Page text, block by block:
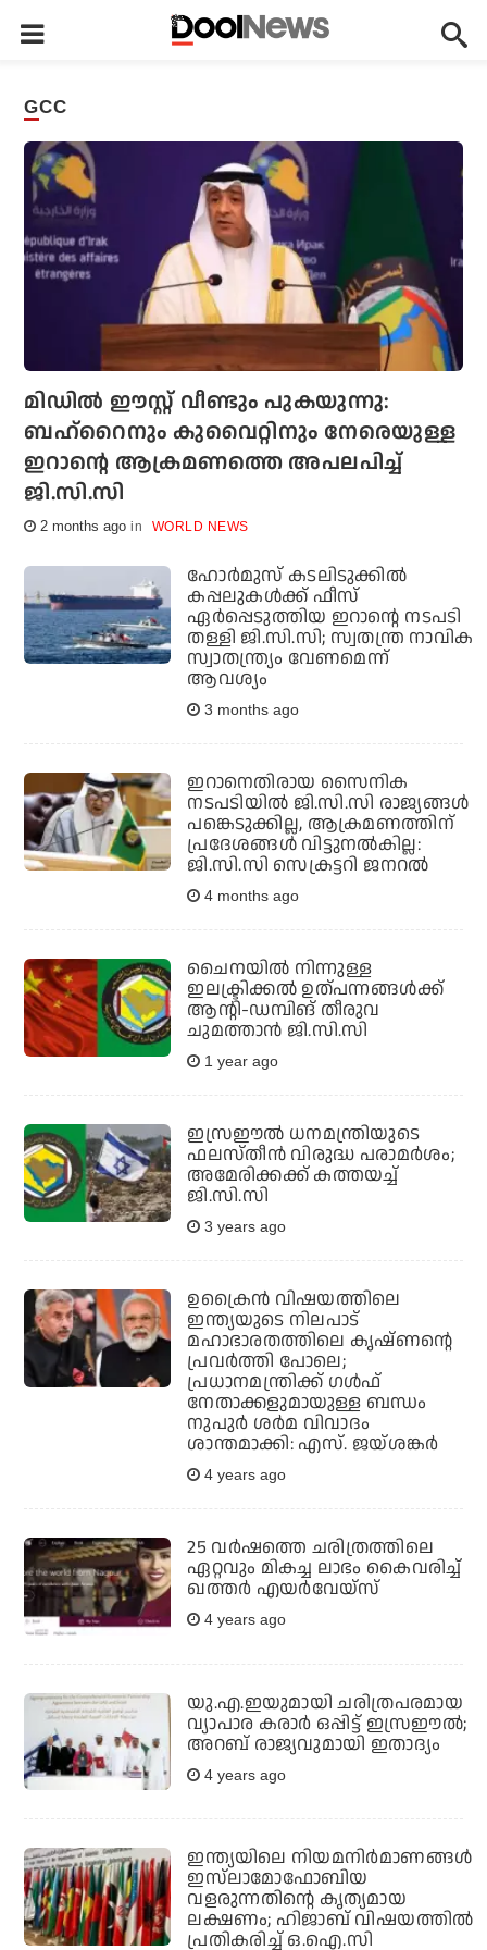
GCC
മിഡിൽ ഈസ്റ്റ് വീണ്ടും പുകയുന്നു:
ബഹ്‌റൈനും കുവൈറ്റിനും നേരെയുള്ള
ഇറാന്റെ ആക്രമണത്തെ അപലപിച്ച്
ജി.സി.സി
2 months ago WORLD NEWS
ഹോര്‍മുസ് കടലിടുക്കില്‍
കപ്പലുകള്‍ക്ക് ഫീസ്
ഏര്‍പ്പെടുത്തിയ ഇറാന്റെ നടപടി
തള്ളി ജി.സി.സി; സ്വതന്ത്ര നാവിക
സ്വാതന്ത്ര്യം വേണമെന്ന്
ആവശ്യം
3 months ago
ഇറാനെതിരായ സൈനിക
നടപടിയിൽ ജി.സി.സി രാജ്യങ്ങൾ
പങ്കെടുക്കില്ല, ആക്രമണത്തിന്
പ്രദേശങ്ങൾ വിട്ടുനൽകില്ല:
ജി.സി.സി സെക്രട്ടറി ജനറൽ
4 months ago
ചൈനയില്‍ നിന്നുള്ള
ഇലക്ട്രിക്കല്‍ ഉത്പന്നങ്ങള്‍ക്ക്
ആന്റി-ഡമ്പിങ് തീരുവ
ചുമത്താന്‍ ജി.സി.സി
1 year ago
ഇസ്രഈല്‍ ധനമന്ത്രിയുടെ
ഫലസ്തീന്‍ വിരുദ്ധ പരാമര്‍ശം;
അമേരിക്കക്ക് കത്തയച്ച്
ജി.സി.സി
3 years ago
ഉക്രൈന്‍ വിഷയത്തിലെ
ഇന്ത്യയുടെ നിലപാട്
മഹാഭാരതത്തിലെ കൃഷ്ണന്റെ
പ്രവര്‍ത്തി പോലെ;
പ്രധാനമന്ത്രിക്ക് ഗള്‍ഫ്
നേതാക്കളുമായുള്ള ബന്ധം
നുപുര്‍ ശര്‍മ വിവാദം
ശാന്തമാക്കി: എസ്. ജയ്ശങ്കര്‍
4 years ago
25 വര്‍ഷത്തെ ചരിത്രത്തിലെ
ഏറ്റവും മികച്ച ലാഭം കൈവരിച്ച്
ഖത്തര്‍ എയര്‍വേയ്‌സ്
4 years ago
യു.എ.ഇയുമായി ചരിത്രപരമായ
വ്യാപാര കരാര്‍ ഒപ്പിട്ട് ഇസ്രഈല്‍;
അറബ് രാജ്യവുമായി ഇതാദ്യം
4 years ago
ഇന്ത്യയിലെ നിയമനിര്‍മാണങ്ങള്‍
ഇസ്‌ലാമോഫോബിയ
വളരുന്നതിന്റെ കൃത്യമായ
ലക്ഷണം; ഹിജാബ് വിഷയത്തില്‍
പ്രതികരിച്ച് ഒ.ഐ.സി